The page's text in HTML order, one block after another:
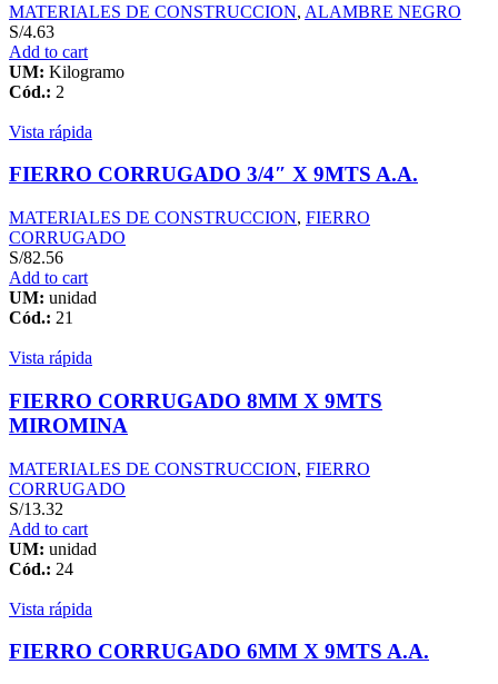
MATERIALES DE CONSTRUCCION, ALAMBRE NEGRO
S/4.63
Add to cart
UM: Kilogramo
Cód.: 2
Vista rápida
FIERRO CORRUGADO 3/4″ X 9MTS A.A.
MATERIALES DE CONSTRUCCION, FIERRO
CORRUGADO
S/82.56
Add to cart
UM: unidad
Cód.: 21
Vista rápida
FIERRO CORRUGADO 8MM X 9MTS
MIROMINA
MATERIALES DE CONSTRUCCION, FIERRO
CORRUGADO
S/13.32
Add to cart
UM: unidad
Cód.: 24
Vista rápida
FIERRO CORRUGADO 6MM X 9MTS A.A.